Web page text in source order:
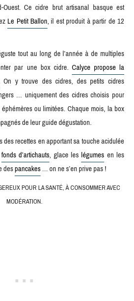
Ce cidre brut artisanal basque est
Le Petit Ballon, il est produit à partir de 12
tout au long de l’année à de multiples
par une box cidre. Calyce propose la
On y trouve des cidres, des petits cidres
… uniquement des cidres choisis pour
ou limitées. Chaque mois, la box
de leur guide dégustation.
recettes en apportant sa touche acidulée
fonds d’artichauts, glace leslégumes en les
despancakes… on ne s’en prive pas !
POUR LA SANTÉ, À CONSOMMER AVEC
MODÉRATION.